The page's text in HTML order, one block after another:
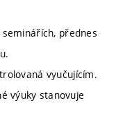
přednes
vyučujícím.
výuky stanovuje